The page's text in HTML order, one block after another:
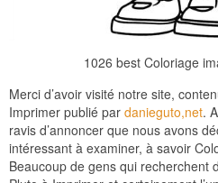
1026 best Coloriage
Merci d’avoir visité notre site,
Imprimer publié par danieguto,net.
ravis d’annoncer que nous avons
intéressant à examiner, à savoir
Beaucoup de gens qui recherchent